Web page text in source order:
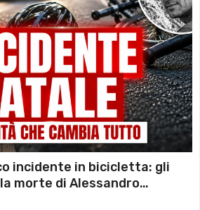
incidente in bicicletta: gli
morte di Alessandro